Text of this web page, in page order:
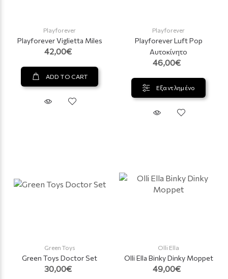
Playforever
Playforever Viglietta Miles
42,00€
ADD TO CART
Playforever
Playforever Luft Pop
Αυτοκίνητο
46,00€
Εξαντλημένο
Green Toys
Green Toys Doctor Set
30,00€
Olli Ella
Olli Ella Binky Dinky Moppet
49,00€